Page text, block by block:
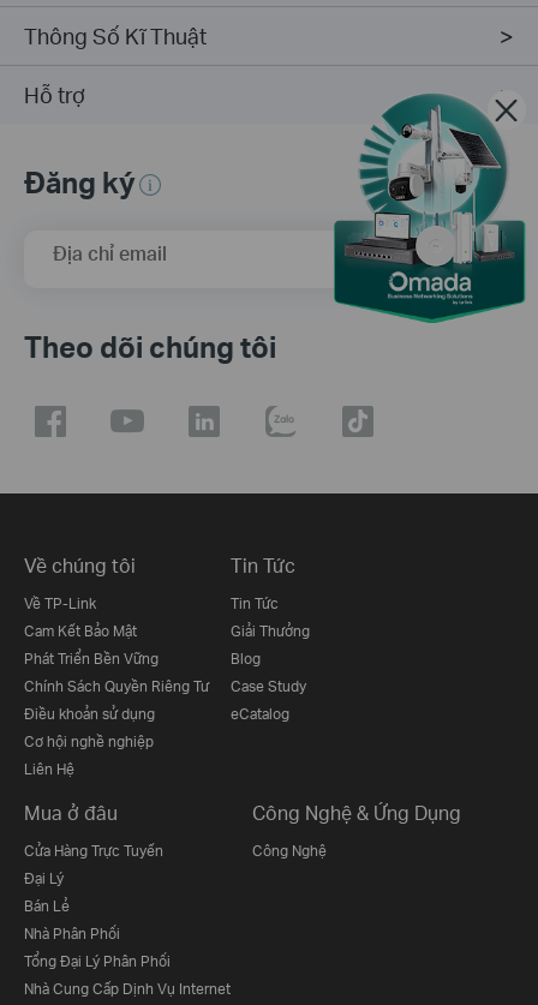
Thông Số Kĩ Thuật
Hỗ trợ
Đăng ký
Địa chỉ email Đăng Ký
Theo dõi chúng tôi
Về chúng tôi
Về TP-Link
Cam Kết Bảo Mật
Phát Triển Bền Vững
Chính Sách Quyền Riêng Tư
Điều khoản sử dụng
Cơ hội nghề nghiệp
Liên Hệ
Tin Tức
Tin Tức
Giải Thưởng
Blog
Case Study
eCatalog
Mua ở đâu
Cửa Hàng Trực Tuyến
Đại Lý
Bán Lẻ
Nhà Phân Phối
Tổng Đại Lý Phân Phối
Nhà Cung Cấp Dịnh Vụ Internet
Công Nghệ & Ứng Dụng
Công Nghệ